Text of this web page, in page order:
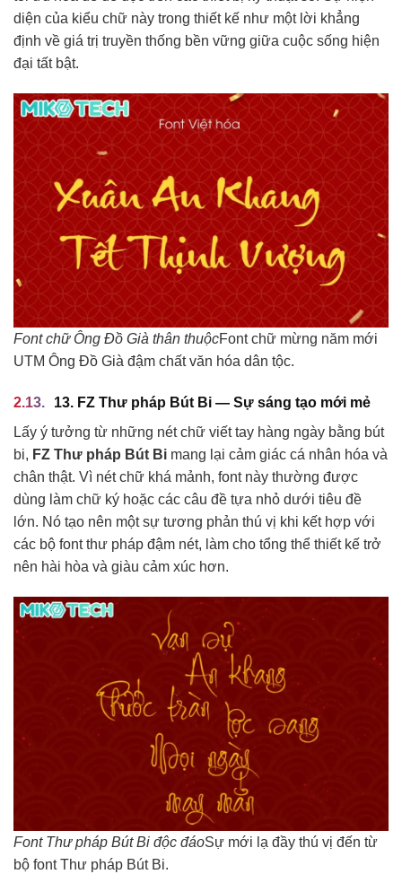
diện của kiểu chữ này trong thiết kế như một lời khẳng
định về giá trị truyền thống bền vững giữa cuộc sống hiện
đại tất bật.
Font chữ Ông Đồ Già thân thuộcFont chữ mừng năm mới
UTM Ông Đồ Già đậm chất văn hóa dân tộc.
13. FZ Thư pháp Bút Bi — Sự sáng tạo mới mẻ
Lấy ý tưởng từ những nét chữ viết tay hàng ngày bằng bút
bi, FZ Thư pháp Bút Bi mang lại cảm giác cá nhân hóa và
chân thật. Vì nét chữ khá mảnh, font này thường được
dùng làm chữ ký hoặc các câu đề tựa nhỏ dưới tiêu đề
lớn. Nó tạo nên một sự tương phản thú vị khi kết hợp với
các bộ font thư pháp đậm nét, làm cho tổng thể thiết kế trở
nên hài hòa và giàu cảm xúc hơn.
Font Thư pháp Bút Bi độc đáoSự mới lạ đầy thú vị đến từ
bộ font Thư pháp Bút Bi.